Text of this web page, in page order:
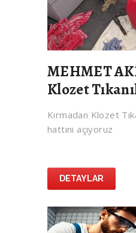
MEHMET
Klozet
Kırmadan Klozet
hattını açıyoruz
DETAYLAR